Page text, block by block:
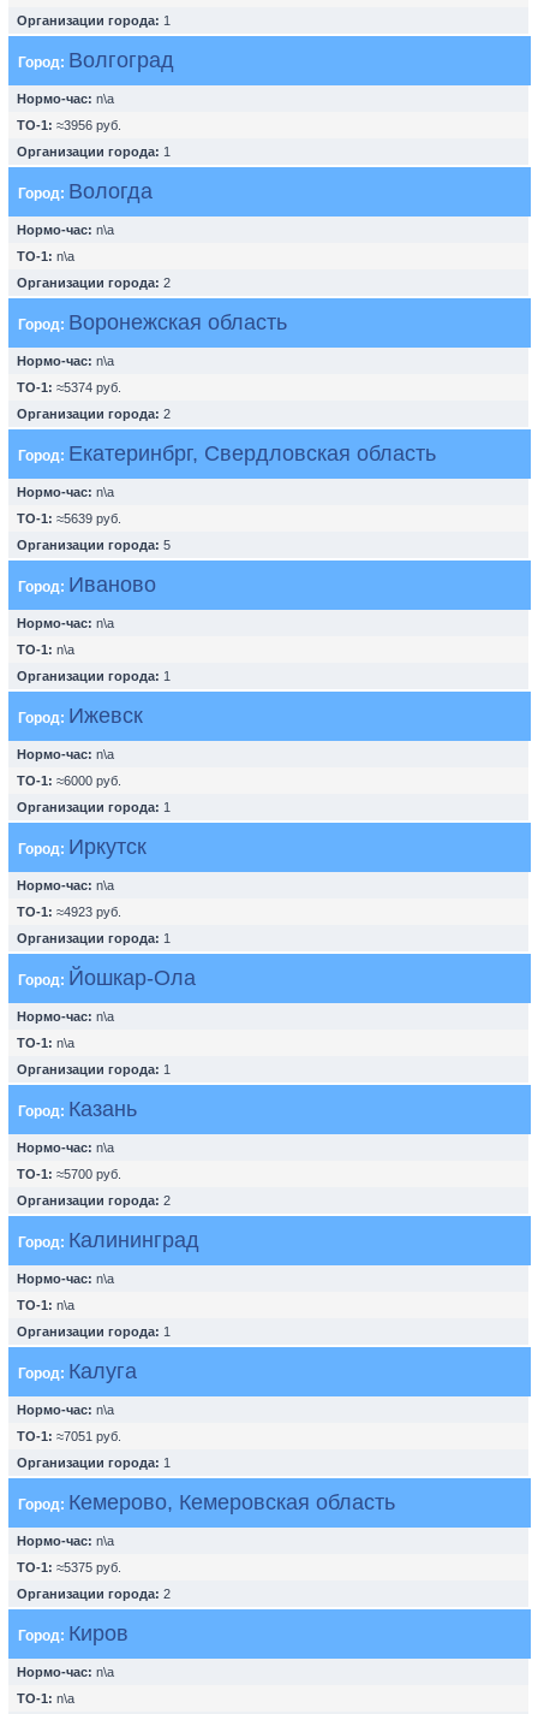
Организации города: 1
Город: Волгоград
Нормо-час: n\a
ТО-1: ≈3956 руб.
Организации города: 1
Город: Вологда
Нормо-час: n\a
ТО-1: n\a
Организации города: 2
Город: Воронежская область
Нормо-час: n\a
ТО-1: ≈5374 руб.
Организации города: 2
Город: Екатеринбрг, Свердловская область
Нормо-час: n\a
ТО-1: ≈5639 руб.
Организации города: 5
Город: Иваново
Нормо-час: n\a
ТО-1: n\a
Организации города: 1
Город: Ижевск
Нормо-час: n\a
ТО-1: ≈6000 руб.
Организации города: 1
Город: Иркутск
Нормо-час: n\a
ТО-1: ≈4923 руб.
Организации города: 1
Город: Йошкар-Ола
Нормо-час: n\a
ТО-1: n\a
Организации города: 1
Город: Казань
Нормо-час: n\a
ТО-1: ≈5700 руб.
Организации города: 2
Город: Калининград
Нормо-час: n\a
ТО-1: n\a
Организации города: 1
Город: Калуга
Нормо-час: n\a
ТО-1: ≈7051 руб.
Организации города: 1
Город: Кемерово, Кемеровская область
Нормо-час: n\a
ТО-1: ≈5375 руб.
Организации города: 2
Город: Киров
Нормо-час: n\a
ТО-1: n\a